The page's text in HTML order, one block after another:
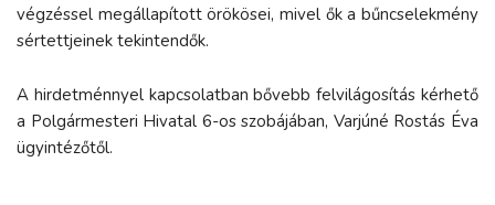
végzéssel megállapított örökösei, mivel ők a bűncselekmény
sértettjeinek tekintendők.
A hirdetménnyel kapcsolatban bővebb felvilágosítás kérhető
a Polgármesteri Hivatal 6-os szobájában, Varjúné Rostás Éva
ügyintézőtől.